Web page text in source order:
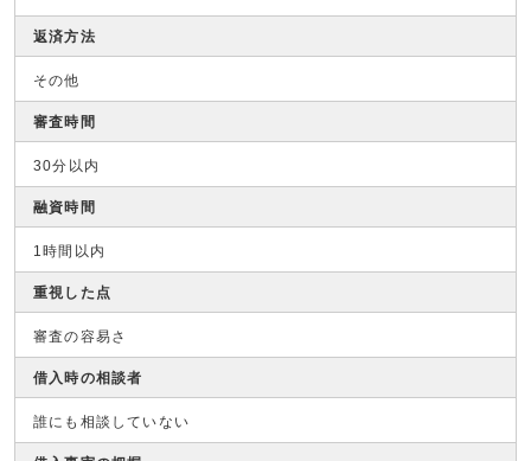
返済方法
その他
審査時間
30分以内
融資時間
1時間以内
重視した点
審査の容易さ
借入時の相談者
誰にも相談していない